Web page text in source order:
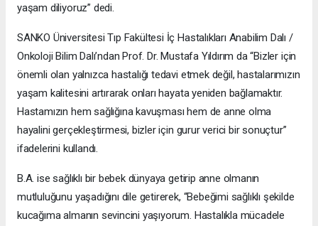
yaşam diliyoruz” dedi.
SANKO Üniversitesi Tıp Fakültesi İç Hastalıkları Anabilim Dalı /
Onkoloji Bilim Dalı’ndan Prof. Dr. Mustafa Yıldırım da “Bizler için
önemli olan yalnızca hastalığı tedavi etmek değil, hastalarımızın
yaşam kalitesini artırarak onları hayata yeniden bağlamaktır.
Hastamızın hem sağlığına kavuşması hem de anne olma
hayalini gerçekleştirmesi, bizler için gurur verici bir sonuçtur”
ifadelerini kullandı.
B.A. ise sağlıklı bir bebek dünyaya getirip anne olmanın
mutluluğunu yaşadığını dile getirerek, “Bebeğimi sağlıklı şekilde
kucağıma almanın sevincini yaşıyorum. Hastalıkla mücadele